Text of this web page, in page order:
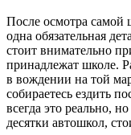
После осмотра самой
одна обязательная
стоит внимательно
принадлежат школе.
в вождении на той
собираетесь ездить
всегда это реально,
десятки автошкол,